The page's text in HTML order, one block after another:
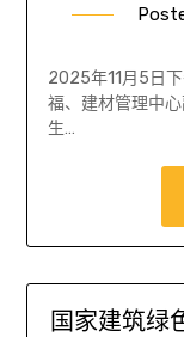
2025年11月5日
福、建材管理中
生…
国家建筑绿